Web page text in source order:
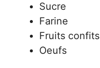
Sucre
Farine
Fruits confits
Oeufs